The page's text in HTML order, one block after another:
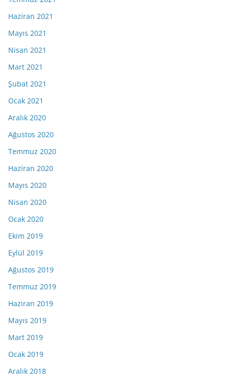
Haziran 2021
Mayıs 2021
Nisan 2021
Mart 2021
Şubat 2021
Ocak 2021
Aralık 2020
Ağustos 2020
Temmuz 2020
Haziran 2020
Mayıs 2020
Nisan 2020
Ocak 2020
Ekim 2019
Eylül 2019
Ağustos 2019
Temmuz 2019
Haziran 2019
Mayıs 2019
Mart 2019
Ocak 2019
Aralık 2018